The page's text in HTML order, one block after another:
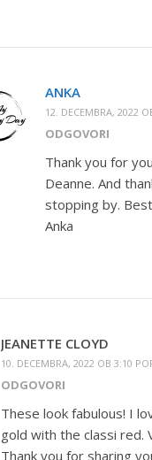
ANKA
12. DECEMBRA, 2022
ODGOVORI
Thank you for
Deanne. And
stopping by.
Anka
JEANETTE CLOYD
10. DECEMBRA, 2022 OB 3:10
ODGOVORI
These look fabulous! I
gold with the classi red.
Thank you for sharing